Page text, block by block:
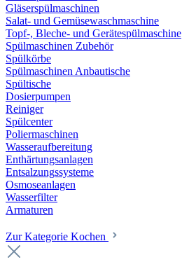
Gläserspülmaschinen
Salat- und Gemüsewaschmaschine
Topf-, Bleche- und Gerätespülmaschine
Spülmaschinen Zubehör
Spülkörbe
Spülmaschinen Anbautische
Spültische
Dosierpumpen
Reiniger
Spülcenter
Poliermaschinen
Wasseraufbereitung
Enthärtungsanlagen
Entsalzungssysteme
Osmoseanlagen
Wasserfilter
Armaturen
Zur Kategorie Kochen